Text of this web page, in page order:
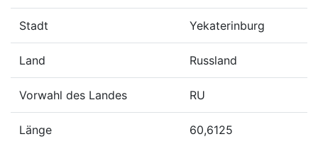
Stadt Yekaterinburg
Land Russland
Vorwahl des Landes RU
Länge 60,6125